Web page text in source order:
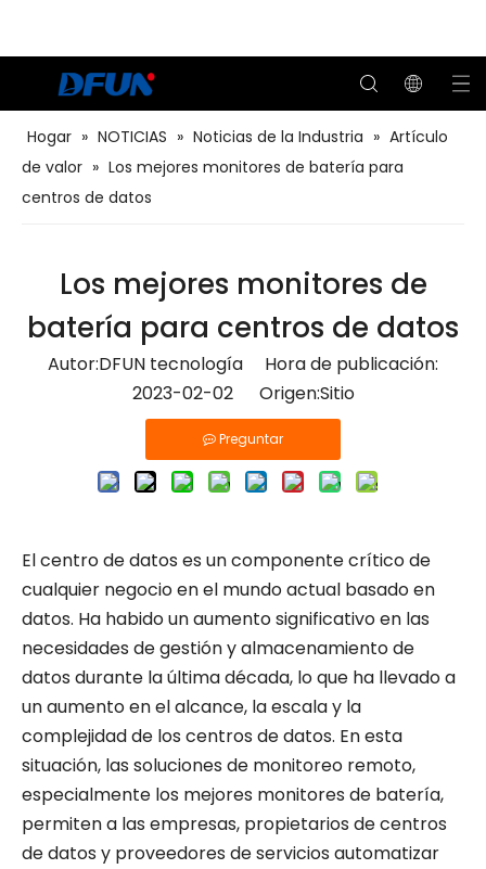
Hogar » NOTICIAS » Noticias de la Industria » Artículo
de valor » Los mejores monitores de batería para
centros de datos
Los mejores monitores de
batería para centros de datos
Autor:DFUN tecnología Hora de publicación:
2023-02-02 Origen:Sitio
Preguntar
El centro de datos es un componente crítico de
cualquier negocio en el mundo actual basado en
datos. Ha habido un aumento significativo en las
necesidades de gestión y almacenamiento de
datos durante la última década, lo que ha llevado a
un aumento en el alcance, la escala y la
complejidad de los centros de datos. En esta
situación, las soluciones de monitoreo remoto,
especialmente los mejores monitores de batería,
permiten a las empresas, propietarios de centros
de datos y proveedores de servicios automatizar